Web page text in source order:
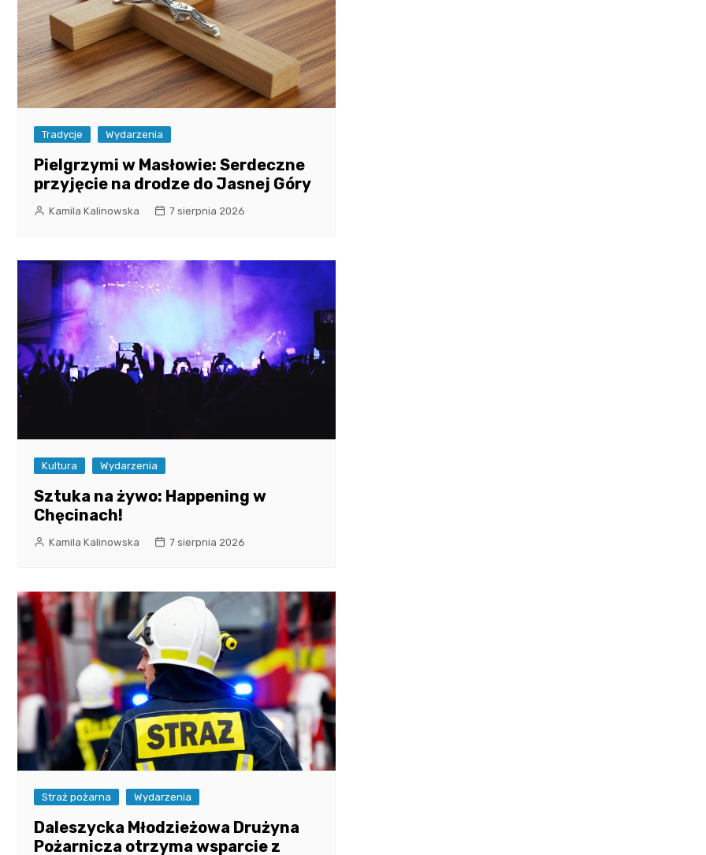
Tradycje Wydarzenia
Pielgrzymi w Masłowie: Serdeczne
przyjęcie na drodze do Jasnej Góry
Kamila Kalinowska 7 sierpnia 2026
Kultura Wydarzenia
Sztuka na żywo: Happening w
Chęcinach!
Kamila Kalinowska 7 sierpnia 2026
Straż pożarna Wydarzenia
Daleszycka Młodzieżowa Drużyna
Pożarnicza otrzyma wsparcie z